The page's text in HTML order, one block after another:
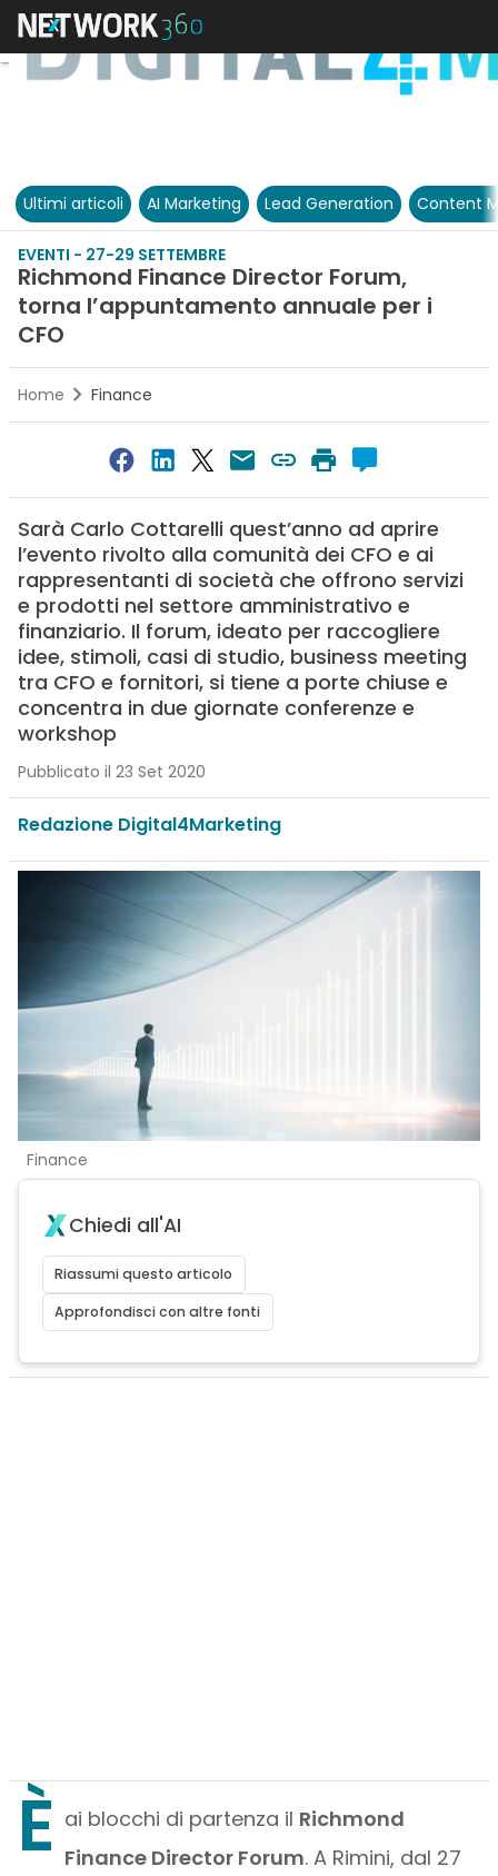
Ultimi articoli AI Marketing Lead Generation Content
EVENTI - 27-29 SETTEMBRE
Richmond Finance Director Forum,
torna l’appuntamento annuale per i
CFO
Home Finance
Sarà Carlo Cottarelli quest’anno ad aprire
l’evento rivolto alla comunità dei CFO e ai
rappresentanti di società che offrono servizi
e prodotti nel settore amministrativo e
finanziario. Il forum, ideato per raccogliere
idee, stimoli, casi di studio, business meeting
tra CFO e fornitori, si tiene a porte chiuse e
concentra in due giornate conferenze e
workshop
Pubblicato il 23 Set 2020
Redazione Digital4Marketing
Finance
Chiedi all'AI
Riassumi questo articolo
Approfondisci con altre fonti
È ai blocchi di partenza il Richmond
Finance Director Forum. A Rimini, dal 27